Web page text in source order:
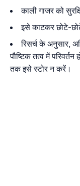
काली गाजर को
इसे काटकर छोटे-
रिसर्च के अनुसार,
पौष्टिक तत्व में
तक इसे स्टोर न करें।